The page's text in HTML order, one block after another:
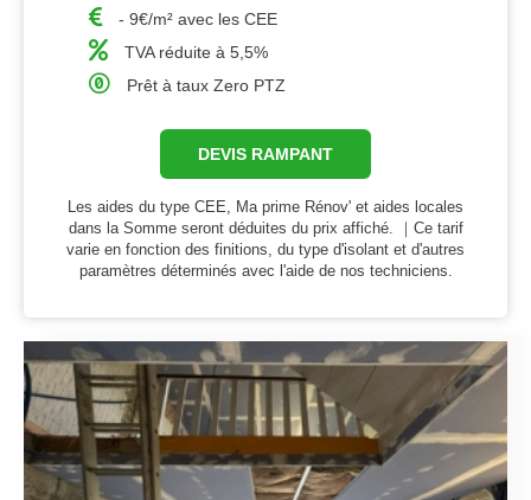
- 9€/m² avec les CEE
TVA réduite à 5,5%
Prêt à taux Zero PTZ
DEVIS RAMPANT
Les aides du type CEE, Ma prime Rénov' et aides locales
dans la Somme seront déduites du prix affiché. ｜Ce tarif
varie en fonction des finitions, du type d'isolant et d'autres
paramètres déterminés avec l'aide de nos techniciens.